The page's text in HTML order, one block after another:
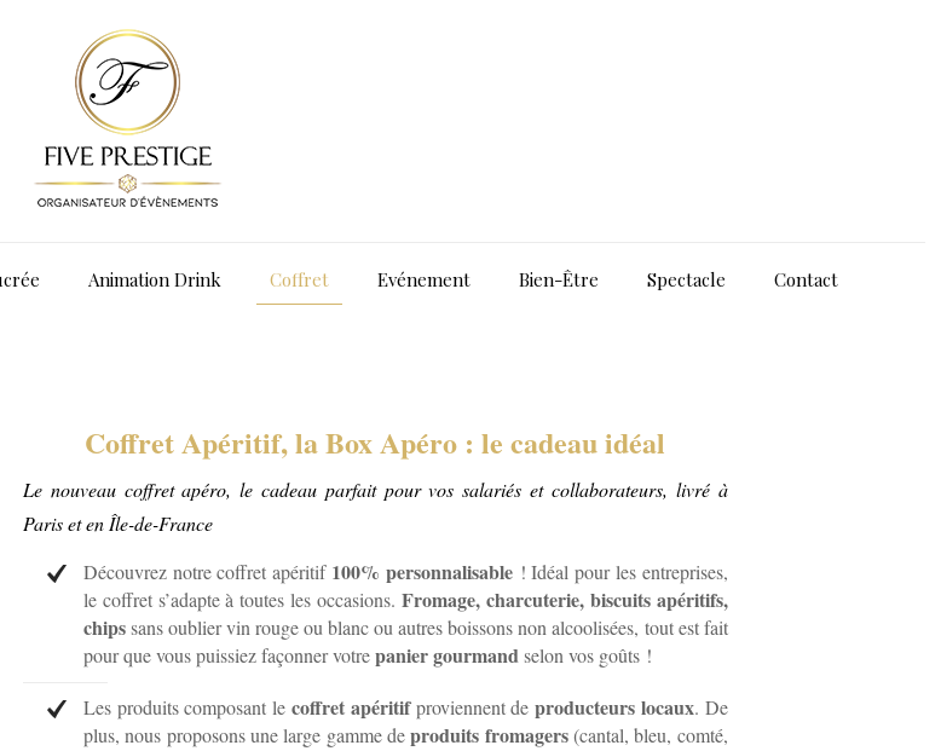
Animation Drink Coffret Evénement Bien-Être Spectacle Contact
Coffret Apéritif, la Box Apéro : le cadeau idéal
Le nouveau coffret apéro, le cadeau parfait pour vos salariés et collaborateurs, livré à
Paris et en Île-de-France
Découvrez notre coffret apéritif 100% personnalisable! Idéal pour les entreprises,
le coffret s’adapte à toutes les occasions.Fromage, charcuterie, biscuits apéritifs,
chipssans oublier vin rouge ou blanc ou autres boissons non alcoolisées, tout est fait
pour que vous puissiez façonner votrepanier gourmandselon vos goûts !
Les produits composant le coffret apéritifproviennent deproducteurs locaux. De
plus, nous proposons une large gamme deproduits fromagers(cantal, bleu, comté,